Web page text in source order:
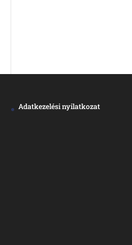
Adatkezelési nyilatkozat